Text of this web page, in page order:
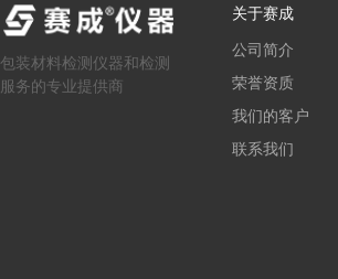
包装材料检测仪器和检测
服务的专业提供商
关于赛成
公司简介
荣誉资质
我们的客户
联系我们